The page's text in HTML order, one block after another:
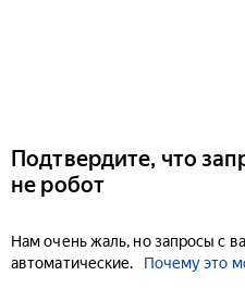
Подтвердите, что
не робот
Нам очень жаль, но запросы с
автоматические.
Почему это